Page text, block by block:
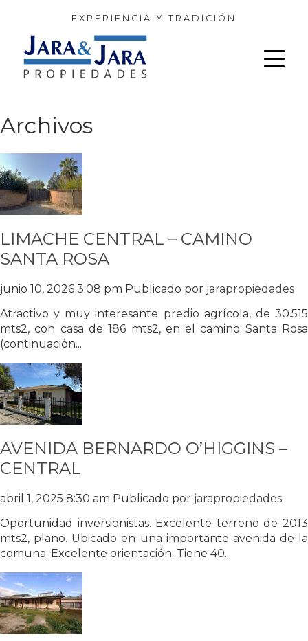
EXPERIENCIA Y TRADICIÓN
Archivos
LIMACHE CENTRAL – CAMINO
SANTA ROSA
junio 10, 2026 3:08 pm Publicado por jarapropiedades
Atractivo y muy interesante predio agrícola, de 30.515
mts2, con casa de 186 mts2, en el camino Santa Rosa
(continuación...
AVENIDA BERNARDO O’HIGGINS –
CENTRAL
abril 1, 2025 8:30 am Publicado por jarapropiedades
Oportunidad inversionistas. Excelente terreno de 2013
mts2, plano. Ubicado en una importante avenida de la
comuna. Excelente orientación. Tiene 40...